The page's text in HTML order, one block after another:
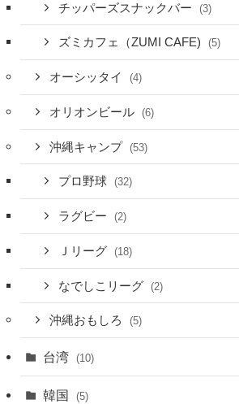
チッパーズスナックバー (3)
ズミカフェ（ZUMI CAFE) (5)
オーシッタイ (4)
オリオンビール (6)
沖縄キャンプ (53)
プロ野球 (32)
ラグビー (2)
Ｊリーグ (18)
なでしこリーグ (2)
沖縄おもしろ (5)
台湾 (10)
韓国 (5)